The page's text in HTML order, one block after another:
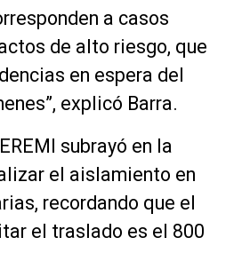
a casos
de alto riesgo, que
en espera del
explicó Barra.
subrayó en la
el aislamiento en
recordando que el
el traslado es el 800